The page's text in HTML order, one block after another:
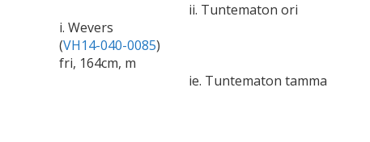
i. Wevers
(VH14-040-0085)
fri, 164cm, m
ii. Tuntematon ori
ie. Tuntematon tamma